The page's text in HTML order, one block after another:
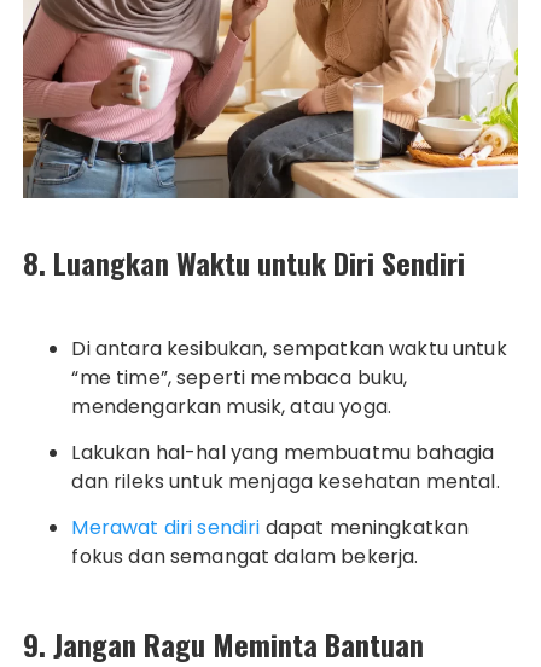
8. Luangkan Waktu untuk Diri Sendiri
Di antara kesibukan, sempatkan waktu untuk
“me time”, seperti membaca buku,
mendengarkan musik, atau yoga.
Lakukan hal-hal yang membuatmu bahagia
dan rileks untuk menjaga kesehatan mental.
Merawat diri sendiri dapat meningkatkan
fokus dan semangat dalam bekerja.
9. Jangan Ragu Meminta Bantuan